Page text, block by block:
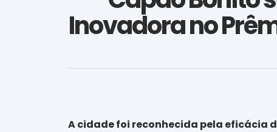
Inovadora no
A cidade foi reconhecida pela eficácia